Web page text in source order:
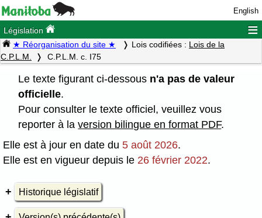
English
Législation ≡
★ Réorganisation du site ★ Lois codifiées : Lois de la
C.P.L.M.
C.P.L.M. c. I75
Le texte figurant ci-dessous n'a pas de valeur
officielle.
Pour consulter le texte officiel, veuillez vous
reporter à laversion bilingue en format PDF.
Elle est à jour en date du 5 août 2026.
Elle est en vigueur depuis le 26 février 2022.
Historique législatif